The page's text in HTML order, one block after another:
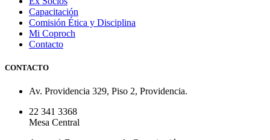
Capacitación
Comisión Ética y Disciplina
Mi Coproch
Contacto
CONTACTO
Av. Providencia 329, Piso 2, Providencia.
22 341 3368
Mesa Central